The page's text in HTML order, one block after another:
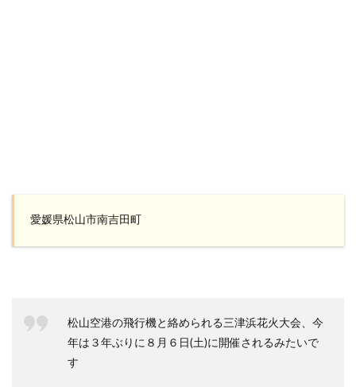
愛媛県松山市南吉田町
松山空港の飛行機と絡められる三津浜花火大会、今
年は３年ぶりに８月６日(土)に開催されるみたいで
す